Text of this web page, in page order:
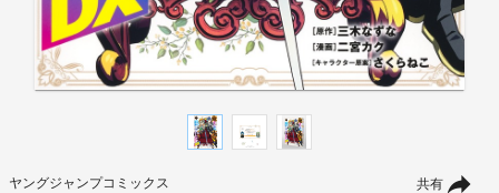
共有
ヤングジャンプコミックス